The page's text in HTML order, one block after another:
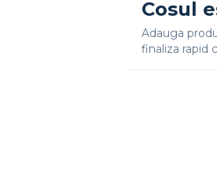
Cosul
Adauga
finaliza rapid